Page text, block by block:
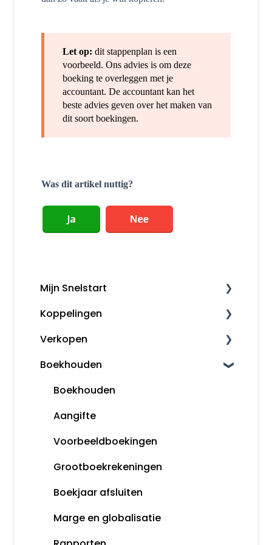
Let op: dit stappenplan is een
voorbeeld. Ons advies is om deze
boeking te overleggen met je
accountant. De accountant kan het
beste advies geven over het maken van
dit soort boekingen.
Was dit artikel nuttig?
Mijn Snelstart
Mijn Snelstart
Koppelingen
Overige koppelingen
Verkopen
Factureren
Herinneringen en aanmaningen
Opmaak orders
Klanten
Snelstart Kassa
Boekhouden
Boekhouden
Aangifte
Voorbeeldboekingen
Grootboekrekeningen
Boekjaar afsluiten
Marge en globalisatie